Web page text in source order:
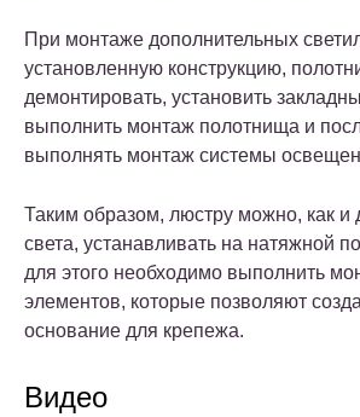
При монтаже дополнительных
установленную конструкцию,
демонтировать, установить
выполнить монтаж полотнища и
выполнять монтаж системы
Таким образом, люстру можно, как и
света, устанавливать на натяжной
для этого необходимо выполнить
элементов, которые позволяют
основание для крепежа.
Видео